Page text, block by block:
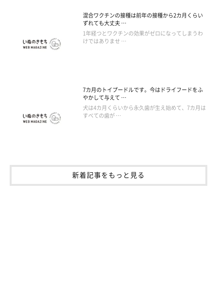
混合ワクチンの接種は前年の接種から2カ月くらい
ずれても大丈夫 …
1年経つとワクチンの効果がゼロになってしまうわ
けではありませ …
7カ月のトイプードルです。今はドライフードをふ
やかして与えて …
犬は4カ月くらいから永久歯が生え始めて、7カ月は
すべての歯が …
新着記事をもっと見る